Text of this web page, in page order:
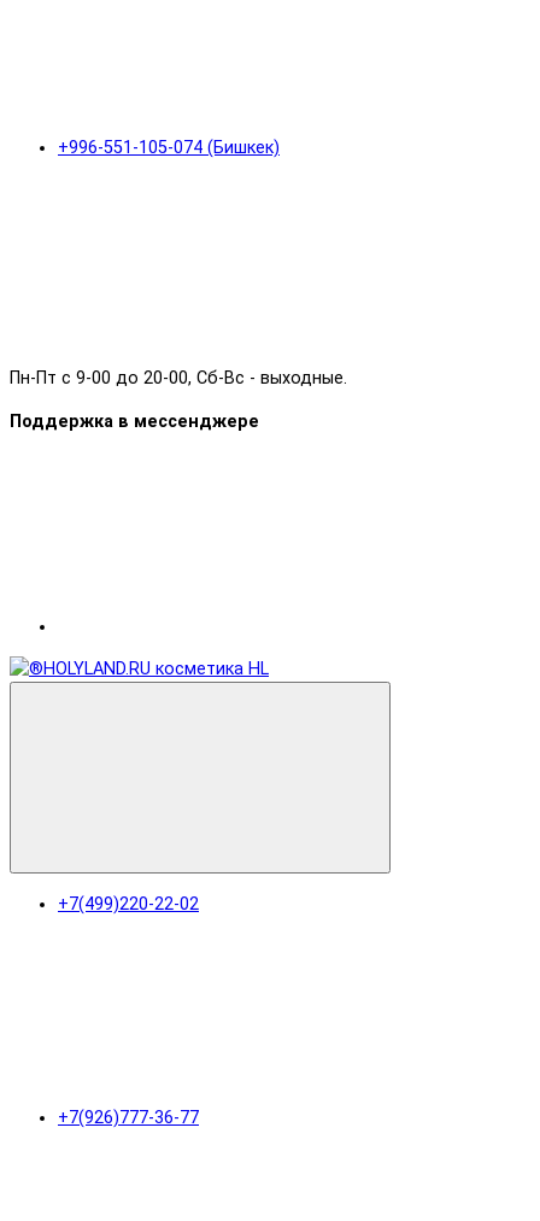
+996-551-105-074 (Бишкек)
Пн-Пт с 9-00 до 20-00, Сб-Вс - выходные.
Поддержка в мессенджере
+7(499)220-22-02
+7(926)777-36-77